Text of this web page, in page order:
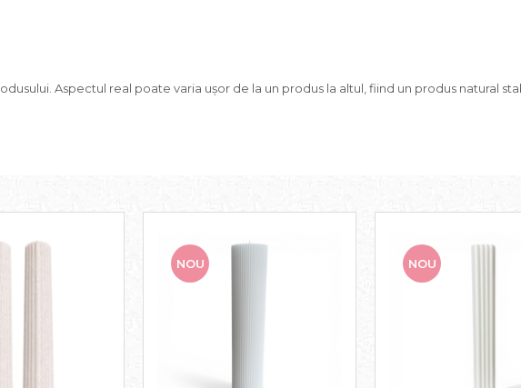
Aspectul real poate varia ușor de la un produs la altul, fiind un produs natural
NOU NOU